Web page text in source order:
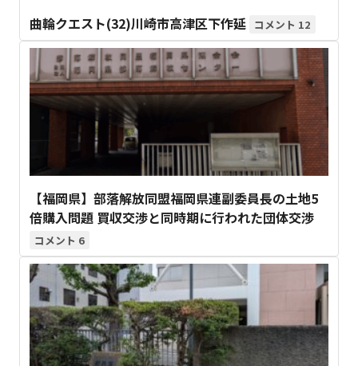
曲輪クエスト(32)川崎市高津区下作延 12
【福岡県】部落解放同盟福岡県連副委員長の土地5
倍購入問題 買収交渉と同時期に行われた団体交渉
6